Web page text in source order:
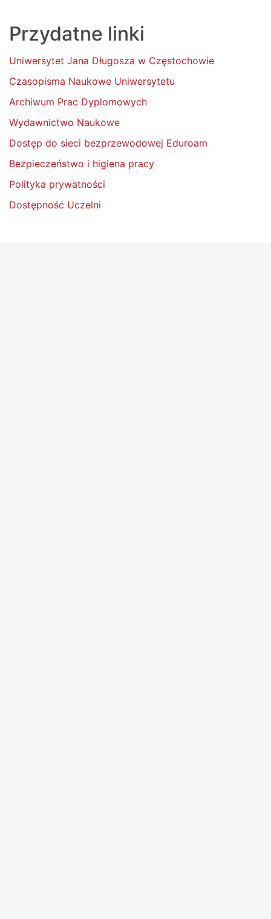
Przydatne linki
Uniwersytet Jana Długosza w Częstochowie
Czasopisma Naukowe Uniwersytetu
Archiwum Prac Dyplomowych
Wydawnictwo Naukowe
Dostęp do sieci bezprzewodowej Eduroam
Bezpieczeństwo i higiena pracy
Polityka prywatności
Dostępność Uczelni